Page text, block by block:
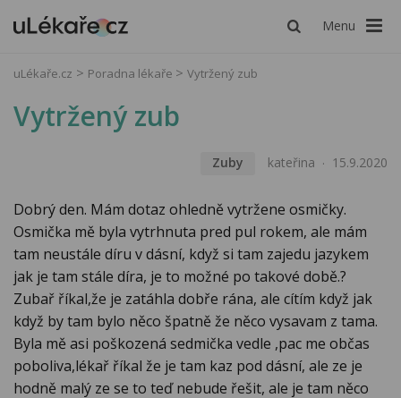
Menu
uLékaře.cz Poradna lékaře Vytržený zub
Vytržený zub
Zuby kateřina 15.9.2020
Dobrý den. Mám dotaz ohledně vytržene osmičky.
Osmička mě byla vytrhnuta pred pul rokem, ale mám
tam neustále díru v dásní, když si tam zajedu jazykem
jak je tam stále díra, je to možné po takové době.?
Zubař říkal,že je zatáhla dobře rána, ale cítím když jak
když by tam bylo něco špatně že něco vysavam z tama.
Byla mě asi poškozená sedmička vedle ,pac me občas
poboliva,lékař říkal že je tam kaz pod dásní, ale ze je
hodně malý ze se to teď nebude řešit, ale je tam něco